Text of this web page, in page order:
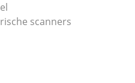
scanners